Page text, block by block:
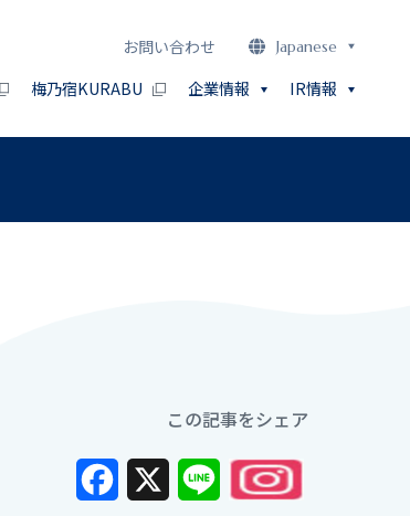
お問い合わせ Japanese
梅乃宿KURABU 企業情報 IR情報
この記事をシェア
Facebook Line